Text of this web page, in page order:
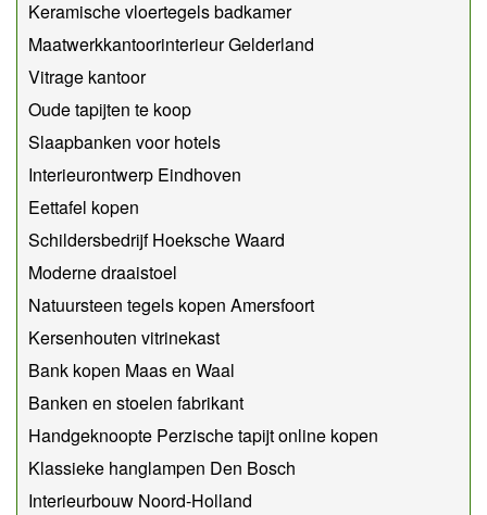
Keramische vloertegels badkamer
Maatwerkkantoorinterieur Gelderland
Vitrage kantoor
Oude tapijten te koop
Slaapbanken voor hotels
Interieurontwerp Eindhoven
Eettafel kopen
Schildersbedrijf Hoeksche Waard
Moderne draaistoel
Natuursteen tegels kopen Amersfoort
Kersenhouten vitrinekast
Bank kopen Maas en Waal
Banken en stoelen fabrikant
Handgeknoopte Perzische tapijt online kopen
Klassieke hanglampen Den Bosch
Interieurbouw Noord-Holland